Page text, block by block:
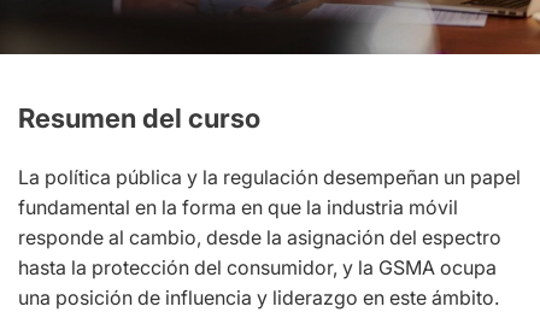
Resumen del curso
La política pública y la regulación desempeñan un papel
fundamental en la forma en que la industria móvil
responde al cambio, desde la asignación del espectro
hasta la protección del consumidor, y la GSMA ocupa
una posición de influencia y liderazgo en este ámbito.